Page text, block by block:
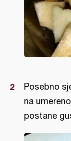
Posebno
na
postane